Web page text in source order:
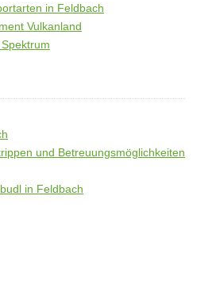
in Feldbach
Vulkanland
und Betreuungsmöglichkeiten
in Feldbach